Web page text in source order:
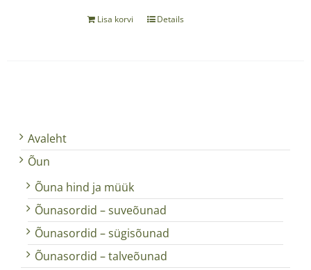
Lisa korvi Details
Avaleht
Õun
Õuna hind ja müük
Õunasordid – suveõunad
Õunasordid – sügisõunad
Õunasordid – talveõunad